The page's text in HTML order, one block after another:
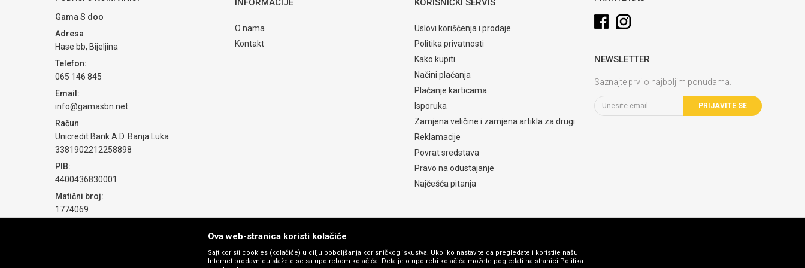
POŠALJI
Gama S doo
Adresa
Hase bb, Bijeljina
Telefon:
065 146 845
Email:
info@gamasbn.net
Račun
Unicredit Bank A.D. Banja Luka
3381902212258898
PIB:
4400436830001
Matični broj:
1774069
O nama
Kontakt
Uslovi korišćenja i prodaje
Politika privatnosti
Kako kupiti
Načini plaćanja
Plaćanje karticama
Isporuka
Zamjena veličine i zamjena artikla za drugi
Reklamacije
Povrat sredstava
Pravo na odustajanje
Najčešća pitanja
NEWSLETTER
Saznajte prvi o najboljim ponudama.
PRIJAVITE SE
Ova web-stranica koristi kolačiće
Sajt koristi cookies (kolačiće) u cilju poboljšanja korisničkog iskustva. Ukoliko nastavite da pregledate i koristite našu
Internet prodavnicu slažete se sa upotrebom kolačića. Detalje o upotrebi kolačića možete pogledati na stranici Politika